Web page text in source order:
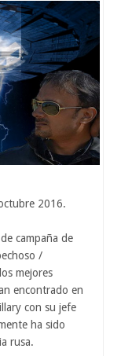
2016.
campaña de
/
mejores
encontrado en
con su jefe
ha sido
rusa.